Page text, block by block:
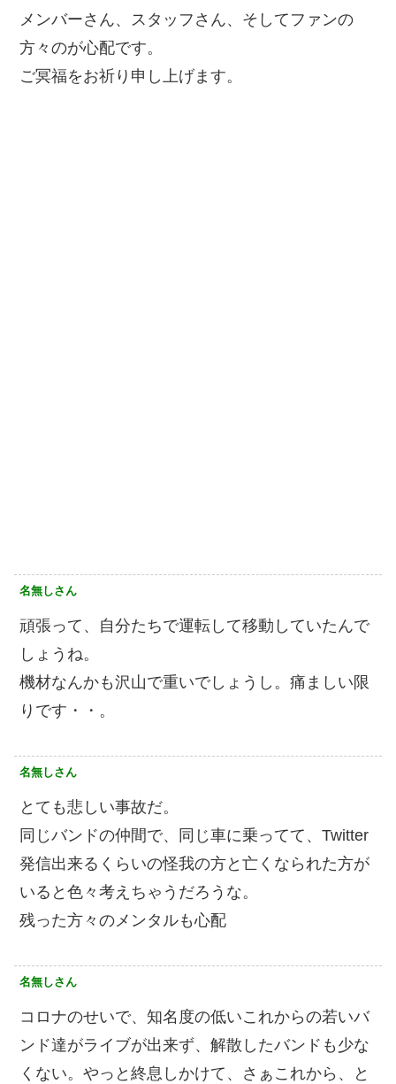
メンバーさん、スタッフさん、そしてファンの
方々のが心配です。
ご冥福をお祈り申し上げます。
名無しさん
頑張って、自分たちで運転して移動していたんで
しょうね。
機材なんかも沢山で重いでしょうし。痛ましい限
りです・・。
名無しさん
とても悲しい事故だ。
同じバンドの仲間で、同じ車に乗ってて、Twitter
発信出来るくらいの怪我の方と亡くなられた方が
いると色々考えちゃうだろうな。
残った方々のメンタルも心配
名無しさん
コロナのせいで、知名度の低いこれからの若いバ
ンド達がライブが出来ず、解散したバンドも少な
くない。やっと終息しかけて、さぁこれから、と